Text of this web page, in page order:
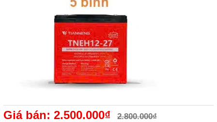
Giá bán: 2.500.000₫ 2.800.000₫